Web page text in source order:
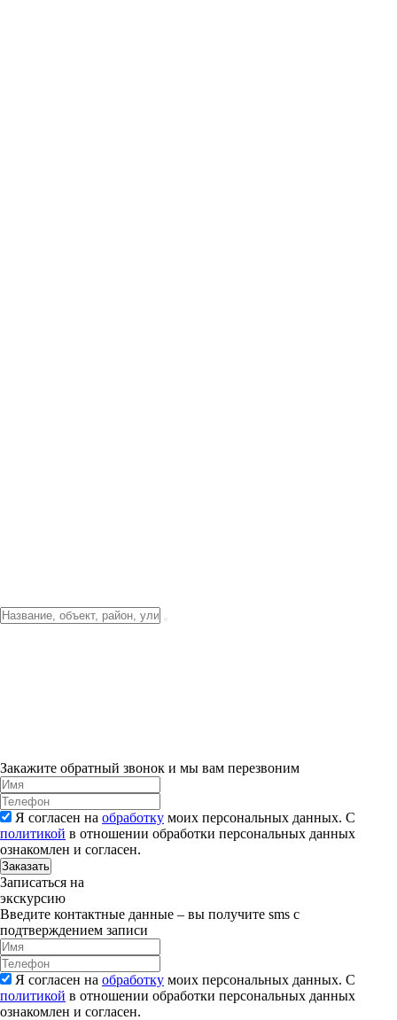
Закажите обратный звонок и мы вам перезвоним
Я согласен на обработку моих персональных данных. С
политикой в отношении обработки персональных данных
ознакомлен и согласен.
Заказать
Записаться на
экскурсию
Введите контактные данные – вы получите sms с
подтверждением записи
Я согласен на обработку моих персональных данных. С
политикой в отношении обработки персональных данных
ознакомлен и согласен.